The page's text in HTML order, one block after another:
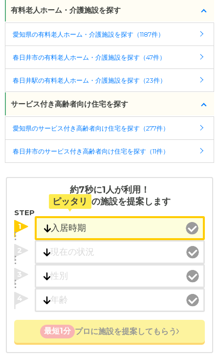
有料老人ホーム・介護施設を探す
愛知県の有料老人ホーム・介護施設を探す（1187件）
春日井市の有料老人ホーム・介護施設を探す（47件）
春日井駅の有料老人ホーム・介護施設を探す（23件）
サービス付き高齢者向け住宅を探す
愛知県のサービス付き高齢者向け住宅を探す（277件）
春日井市のサービス付き高齢者向け住宅を探す（11件）
約7秒に1人が利用！
ピッタリ の施設を提案します
STEP
1
2
3
4
最短1分 プロに施設を提案してもらう